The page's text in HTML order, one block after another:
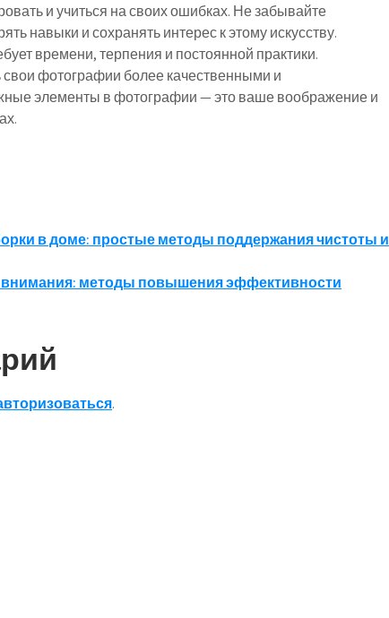
и учиться на своих ошибках. Не забывайте
навыки и сохранять интерес к этому искусству.
времени, терпения и постоянной практики.
фотографии более качественными и
элементы в фотографии — это ваше воображение и
в доме: простые методы поддержания чистоты и
методы повышения эффективности
.